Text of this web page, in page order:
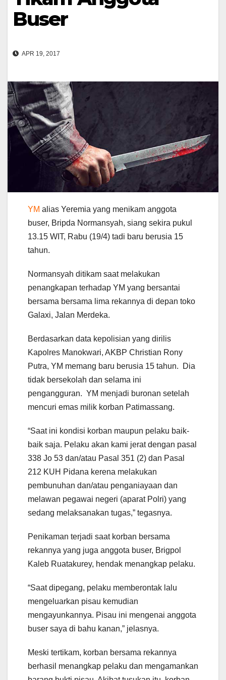
Buser
APR 19, 2017
YM alias Yeremia yang menikam anggota
buser, Bripda Normansyah, siang sekira pukul
13.15 WIT, Rabu (19/4) tadi baru berusia 15
tahun.
Normansyah ditikam saat melakukan
penangkapan terhadap YM yang bersantai
bersama bersama lima rekannya di depan toko
Galaxi, Jalan Merdeka.
Berdasarkan data kepolisian yang dirilis
Kapolres Manokwari, AKBP Christian Rony
Putra, YM memang baru berusia 15 tahun. Dia
tidak bersekolah dan selama ini
pengangguran. YM menjadi buronan setelah
mencuri emas milik korban Patimassang.
“Saat ini kondisi korban maupun pelaku baik-
baik saja. Pelaku akan kami jerat dengan pasal
338 Jo 53 dan/atau Pasal 351 (2) dan Pasal
212 KUH Pidana kerena melakukan
pembunuhan dan/atau penganiayaan dan
melawan pegawai negeri (aparat Polri) yang
sedang melaksanakan tugas,” tegasnya.
Penikaman terjadi saat korban bersama
rekannya yang juga anggota buser, Brigpol
Kaleb Ruatakurey, hendak menangkap pelaku.
“Saat dipegang, pelaku memberontak lalu
mengeluarkan pisau kemudian
mengayunkannya. Pisau ini mengenai anggota
buser saya di bahu kanan,” jelasnya.
Meski tertikam, korban bersama rekannya
berhasil menangkap pelaku dan mengamankan